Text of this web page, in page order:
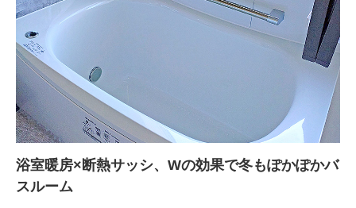
浴室暖房×断熱サッシ、Wの効果で冬もぽかぽかバ
スルーム